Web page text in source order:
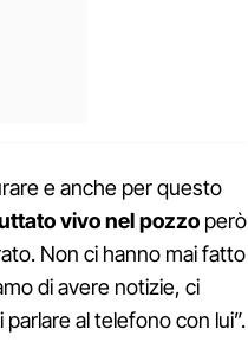
e anche per questo
vivo nel pozzo però
Non ci hanno mai fatto
di avere notizie, ci
al telefono con lui”.